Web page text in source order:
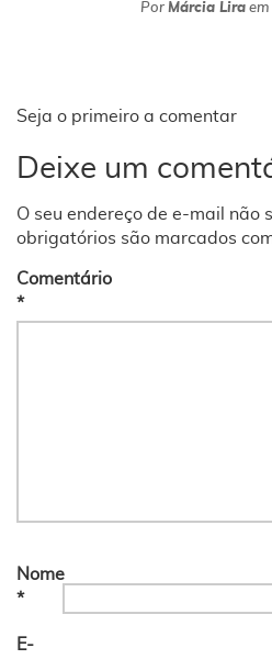
Por Márcia Liraem
Seja o primeiro a comentar
Deixe um
O seu endereço de e-mail não
obrigatórios são marcados
Comentário
*
Nome
*
E-